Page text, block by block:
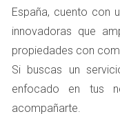
Representantes
Contar con un
facilitar la compra
especializado en
ayudarte a revisar
España, cuento con
innovadoras que
propiedades con
Si buscas un
enfocado en tus
acompañarte.